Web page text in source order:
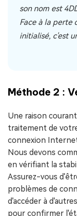
son nom est
Face à la perte
initialisé, c'est
Méthode 2 :
Une raison
traitement de
connexion
Nous devons
en vérifiant la
Assurez-vous
problèmes de
d'accéder à
pour confirmer